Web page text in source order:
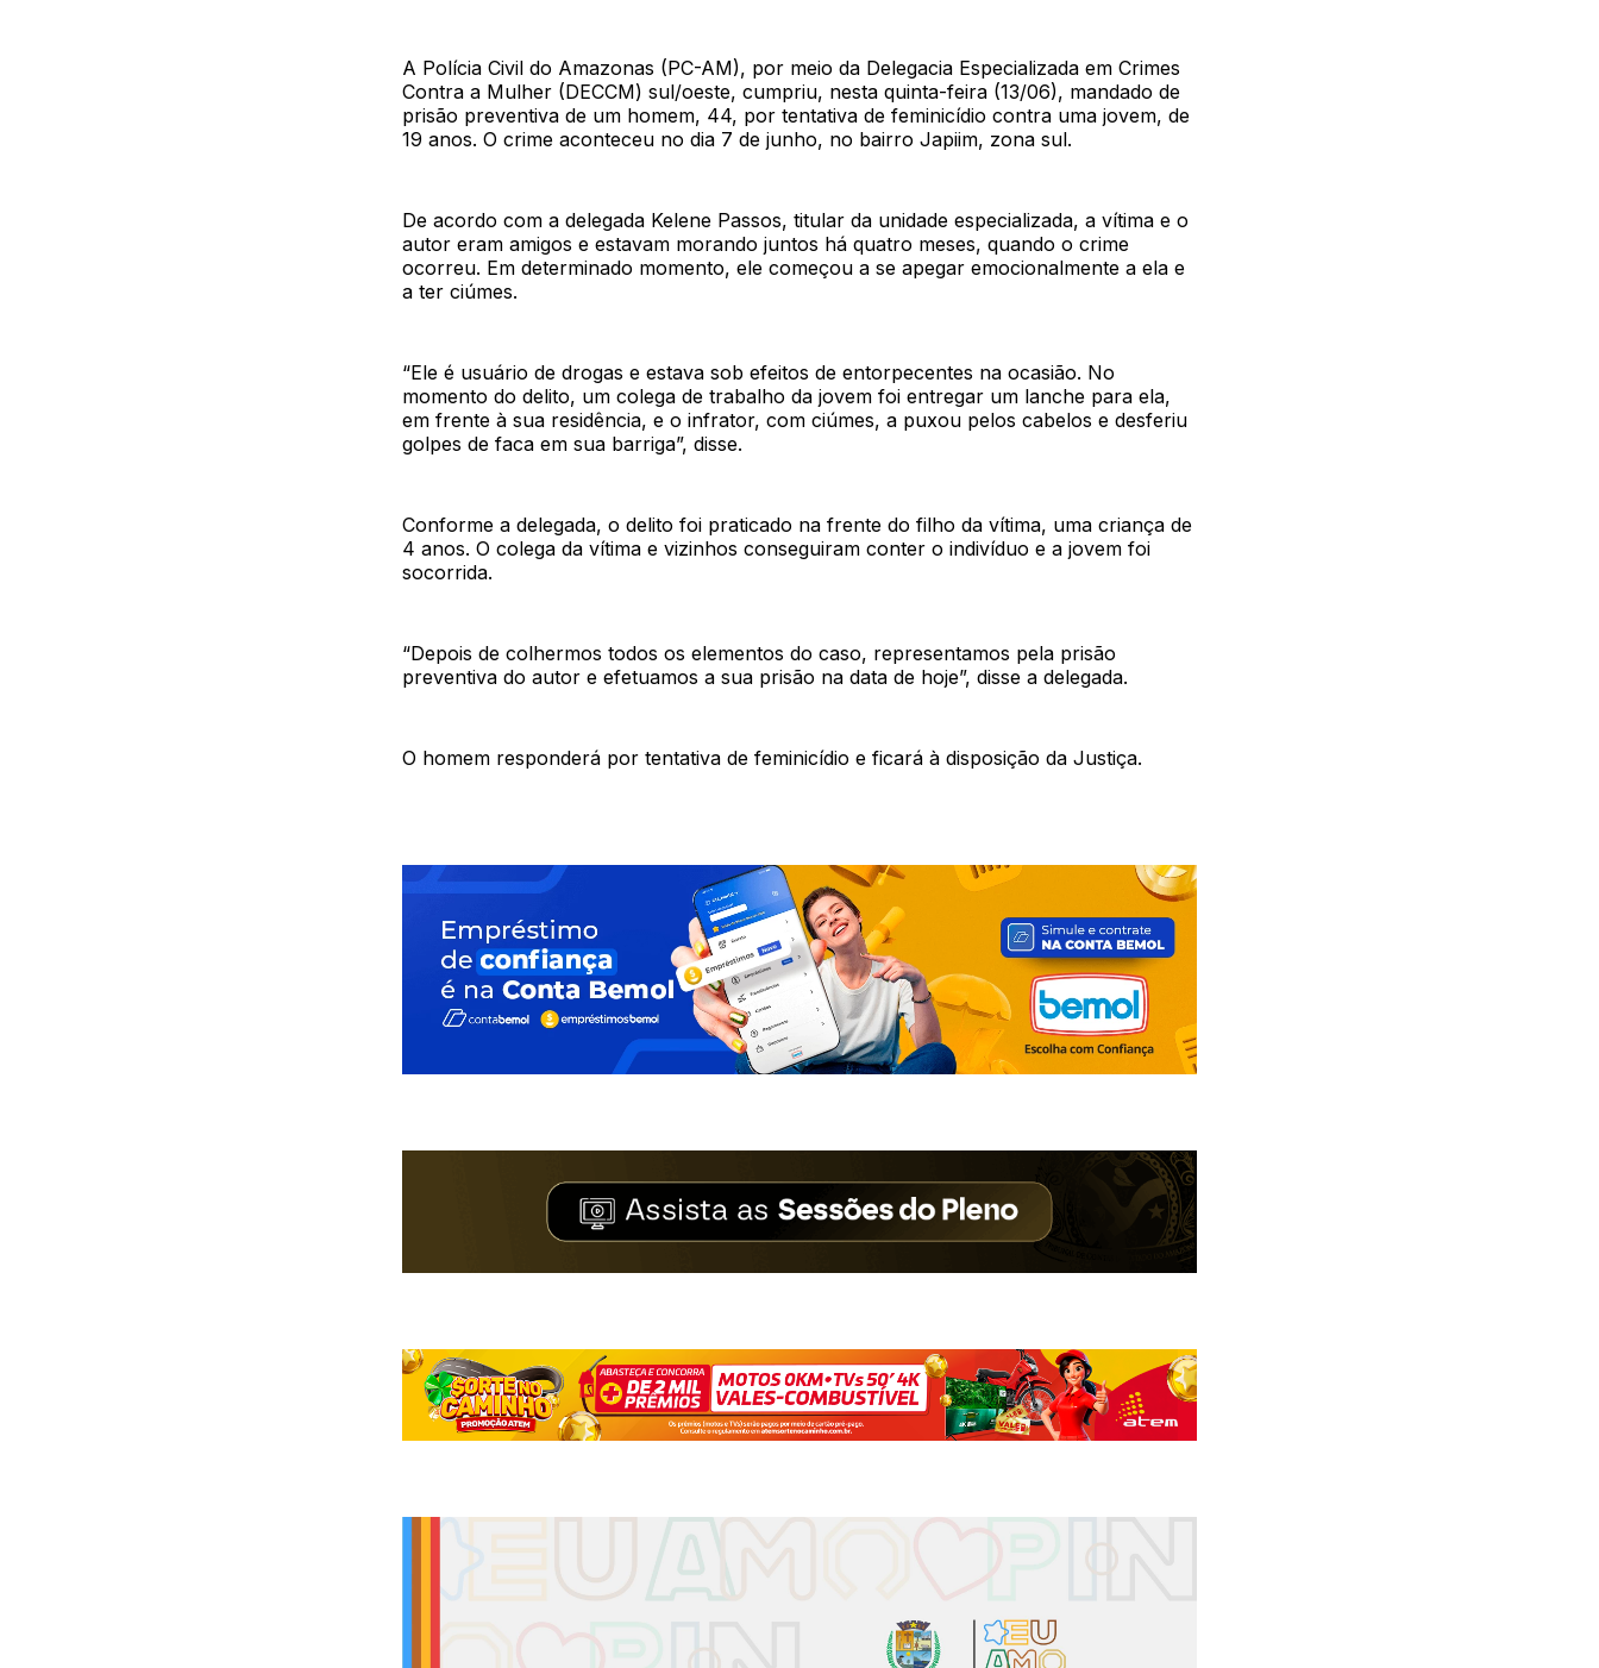
A Polícia Civil do Amazonas (PC-AM), por meio da Delegacia Especializada em Crimes
Contra a Mulher (DECCM) sul/oeste, cumpriu, nesta quinta-feira (13/06), mandado de
prisão preventiva de um homem, 44, por tentativa de feminicídio contra uma jovem, de
19 anos. O crime aconteceu no dia 7 de junho, no bairro Japiim, zona sul.
De acordo com a delegada Kelene Passos, titular da unidade especializada, a vítima e o
autor eram amigos e estavam morando juntos há quatro meses, quando o crime
ocorreu. Em determinado momento, ele começou a se apegar emocionalmente a ela e
a ter ciúmes.
“Ele é usuário de drogas e estava sob efeitos de entorpecentes na ocasião. No
momento do delito, um colega de trabalho da jovem foi entregar um lanche para ela,
em frente à sua residência, e o infrator, com ciúmes, a puxou pelos cabelos e desferiu
golpes de faca em sua barriga”, disse.
Conforme a delegada, o delito foi praticado na frente do filho da vítima, uma criança de
4 anos. O colega da vítima e vizinhos conseguiram conter o indivíduo e a jovem foi
socorrida.
“Depois de colhermos todos os elementos do caso, representamos pela prisão
preventiva do autor e efetuamos a sua prisão na data de hoje”, disse a delegada.
O homem responderá por tentativa de feminicídio e ficará à disposição da Justiça.